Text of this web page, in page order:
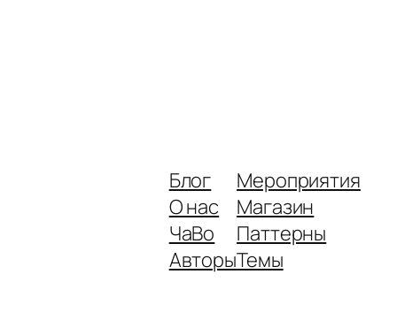
Блог
О нас
ЧаВо
Авторы
Мероприятия
Магазин
Паттерны
Темы